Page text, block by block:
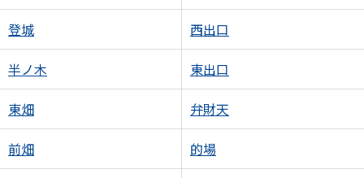
登城 西出口
半ノ木 東出口
東畑 弁財天
前畑 的場